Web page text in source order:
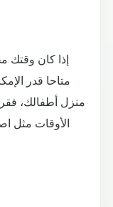
إذا كان وقتك
متاحا قدر
منزل أطفالك،
الأوقات مثل